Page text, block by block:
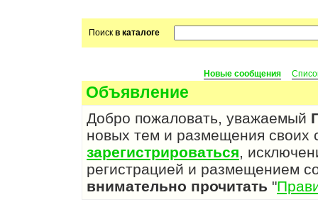
Поиск в каталоге
Новые сообщения
Объявление
Добро пожаловать, уважаемый
новых тем и размещения
зарегистрироваться,
регистрацией и размещением
внимательно прочитать "